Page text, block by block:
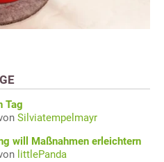
Tag
Silviatempelmayr
will Maßnahmen erleichtern
littlePanda